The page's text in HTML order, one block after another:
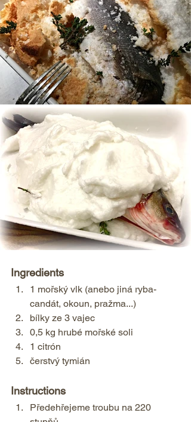
Ingredients
1 mořský vlk (anebo jiná ryba-
candát, okoun, pražma...)
bílky ze 3 vajec
0,5 kg hrubé mořské soli
1 citrón
čerstvý tymián
Instructions
Předehřejeme troubu na 220